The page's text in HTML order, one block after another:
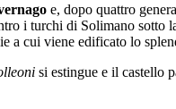
e, dopo quattro
i turchi di Solimano sotto
a cui viene edificato lo
si estingue e il castello